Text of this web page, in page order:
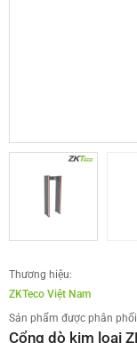
Thương hiệu:
ZKTeco Việt Nam
Sản phẩm được phân
Cổng dò kim loại